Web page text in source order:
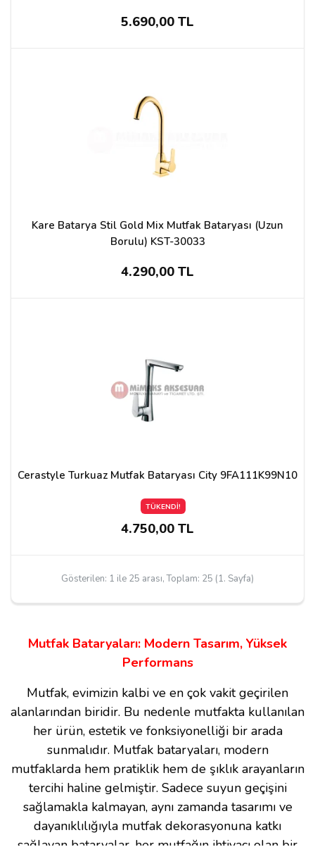
5.690,00 TL
Kare Batarya Stil Gold Mix Mutfak Bataryası (Uzun
Borulu) KST-30033
4.290,00 TL
Cerastyle Turkuaz Mutfak Bataryası City 9FA111K99N10
TÜKENDİ!
4.750,00 TL
Gösterilen: 1 ile 25 arası, Toplam: 25 (1. Sayfa)
Mutfak Bataryaları: Modern Tasarım, Yüksek
Performans
Mutfak, evimizin kalbi ve en çok vakit geçirilen
alanlarından biridir. Bu nedenle mutfakta kullanılan
her ürün, estetik ve fonksiyonelliği bir arada
sunmalıdır. Mutfak bataryaları, modern
mutfaklarda hem pratiklik hem de şıklık arayanların
tercihi haline gelmiştir. Sadece suyun geçişini
sağlamakla kalmayan, aynı zamanda tasarımı ve
dayanıklılığıyla mutfak dekorasyonuna katkı
sağlayan bataryalar, her mutfağın ihtiyacı olan bir